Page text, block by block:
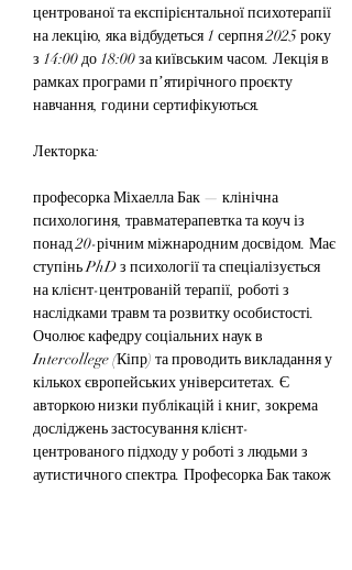
центрованої та експірієнтальної психотерапії
на лекцію, яка відбудеться 1 серпня 2025 року
з 14:00 до 18:00 за київським часом. Лекція в
рамках програми пʼятирічного проєкту
навчання, години сертифікуються.
Лекторка:
професорка Міхаелла Бак — клінічна
психологиня, травматерапевтка та коуч із
понад 20-річним міжнародним досвідом. Має
ступінь PhD з психології та спеціалізується
на клієнт-центрованій терапії, роботі з
наслідками травм та розвитку особистості.
Очолює кафедру соціальних наук в
Intercollege (Кіпр) та проводить викладання у
кількох європейських університетах. Є
авторкою низки публікацій і книг, зокрема
досліджень застосування клієнт-
центрованого підходу у роботі з людьми з
аутистичного спектра. Професорка Бак також